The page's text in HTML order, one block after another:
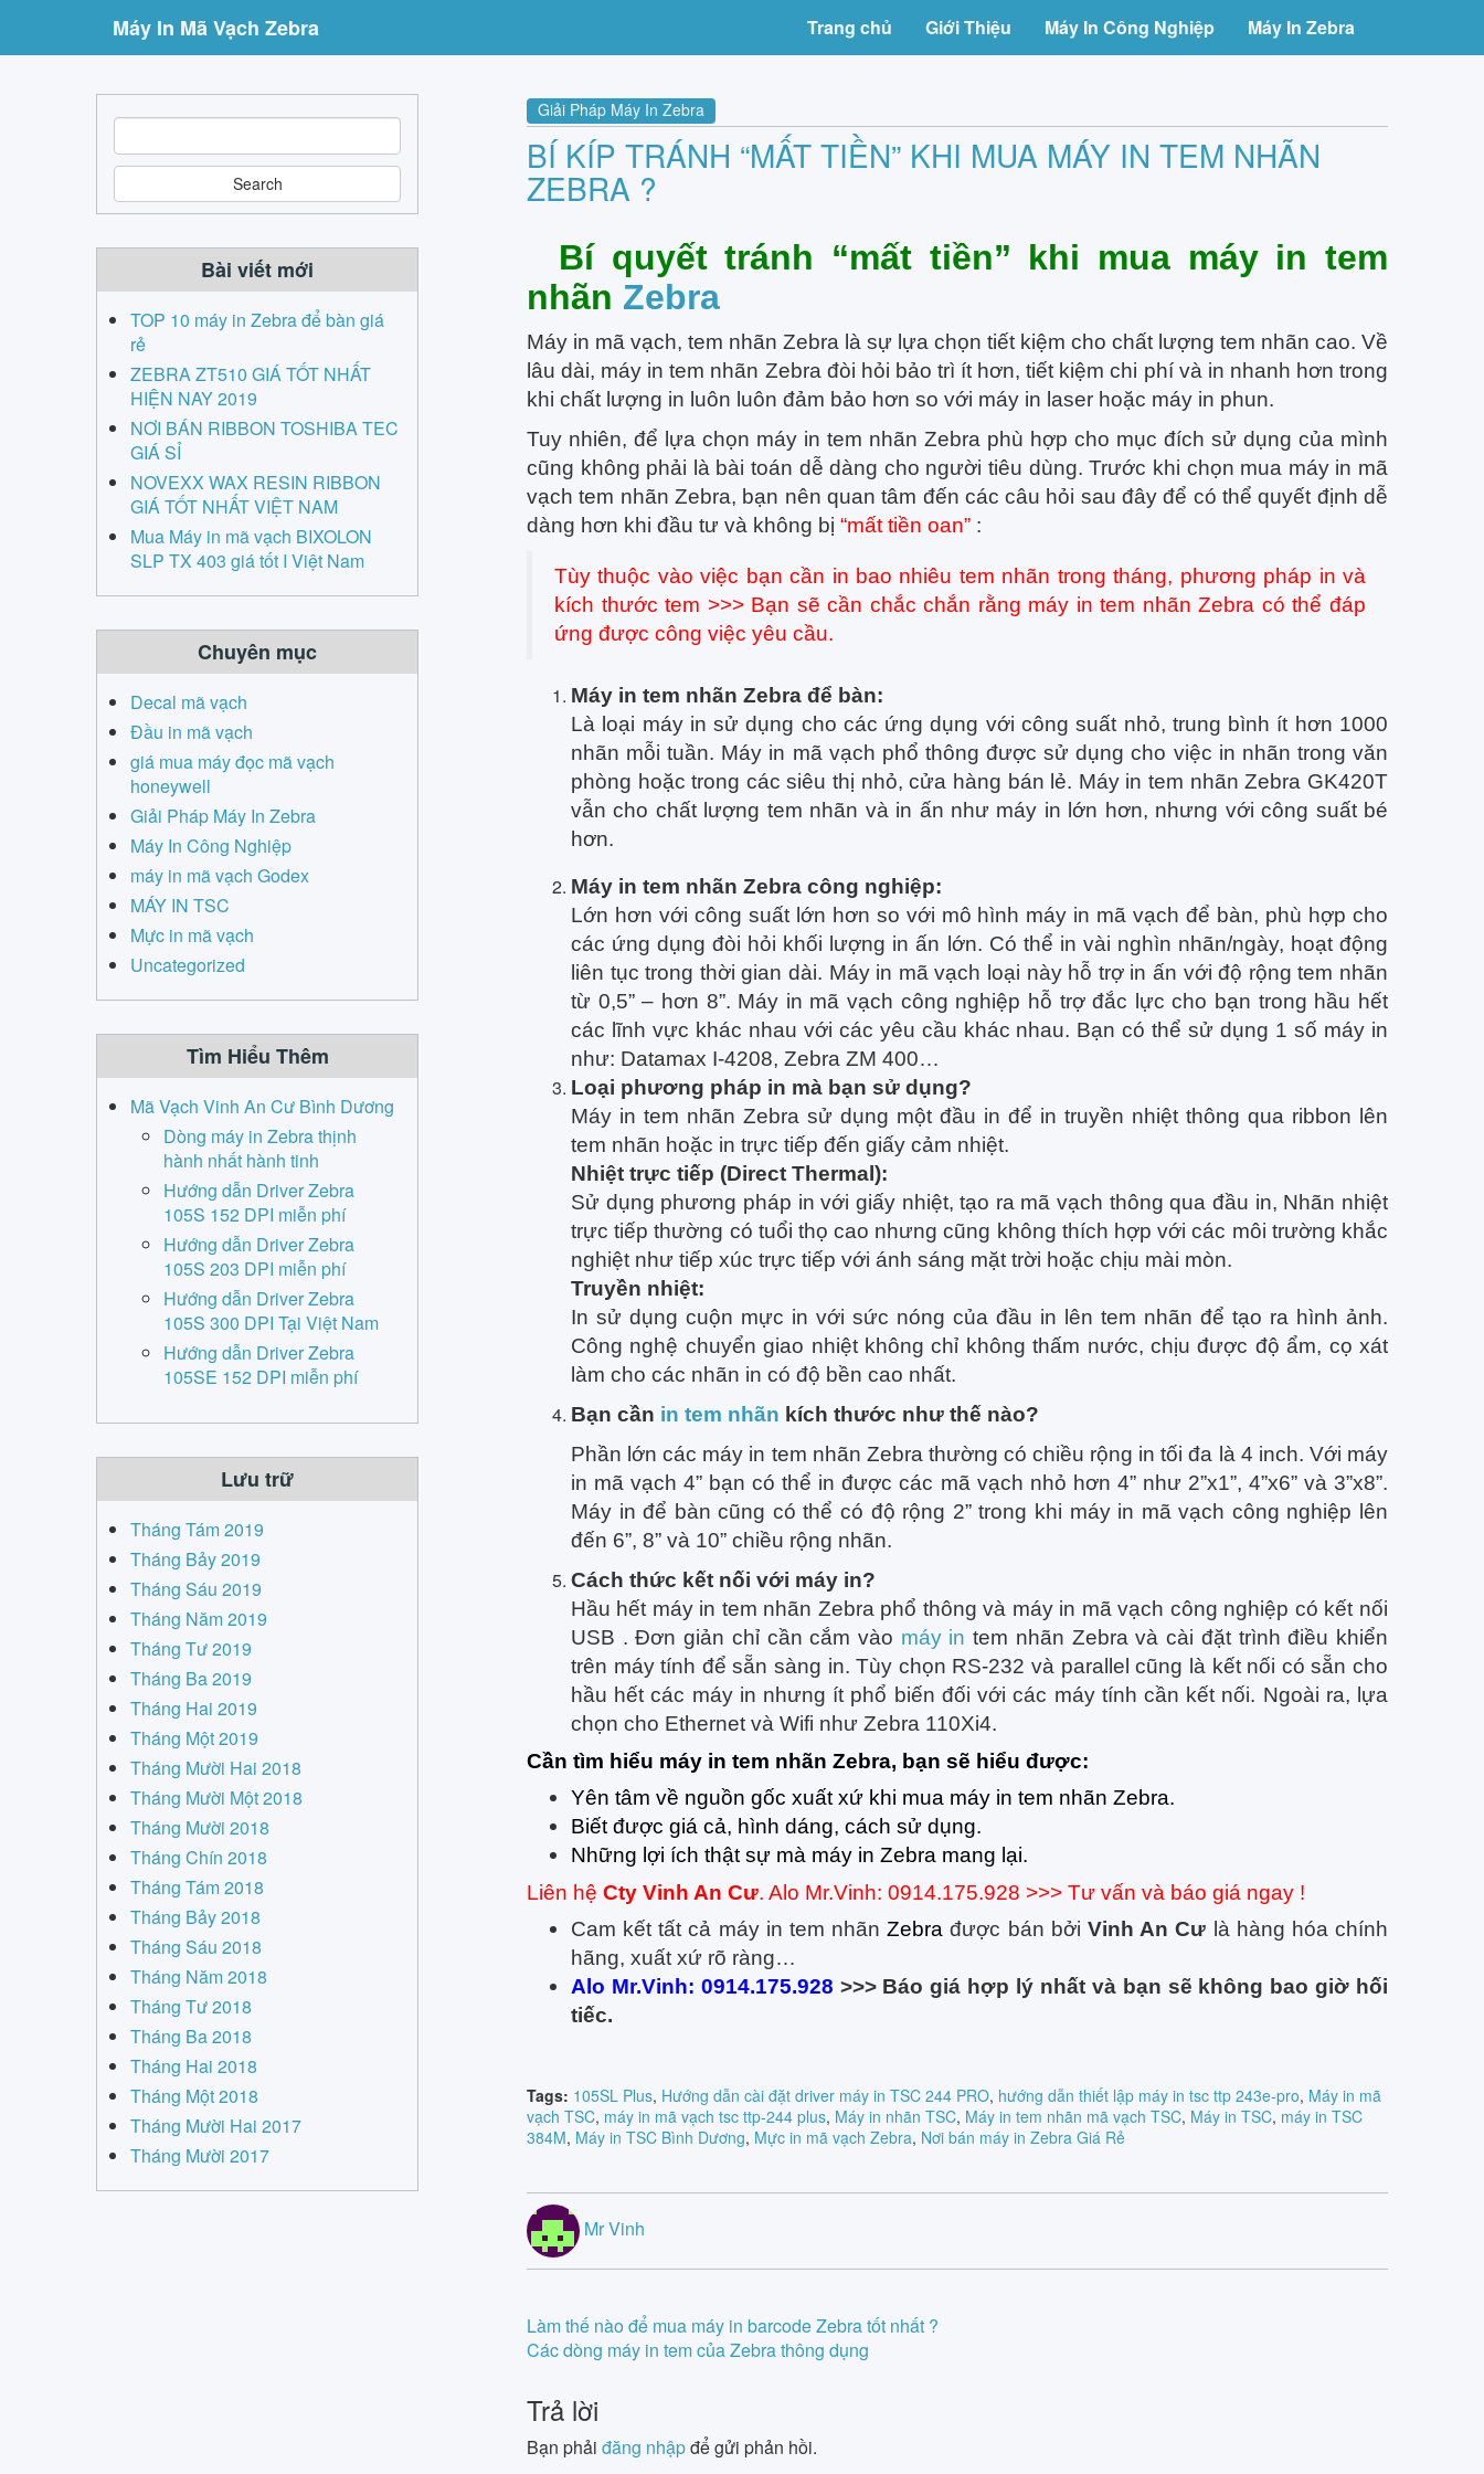
Máy In Mã Vạch Zebra Trang chủ Giới Thiệu Máy In Công Nghiệp Máy In Zebra
Giải Pháp Máy In Zebra
BÍ KÍP TRÁNH “MẤT TIỀN” KHI MUA MÁY IN TEM NHÃN
ZEBRA ?
Bí quyết tránh “mất tiền” khi mua máy in tem
nhãn Zebra
Máy in mã vạch, tem nhãn Zebra là sự lựa chọn tiết kiệm cho chất lượng tem nhãn cao. Về
lâu dài, máy in tem nhãn Zebra đòi hỏi bảo trì ít hơn, tiết kiệm chi phí và in nhanh hơn trong
khi chất lượng in luôn luôn đảm bảo hơn so với máy in laser hoặc máy in phun.
Tuy nhiên, để lựa chọn máy in tem nhãn Zebra phù hợp cho mục đích sử dụng của mình
cũng không phải là bài toán dễ dàng cho người tiêu dùng. Trước khi chọn mua máy in mã
vạch tem nhãn Zebra, bạn nên quan tâm đến các câu hỏi sau đây để có thể quyết định dễ
dàng hơn khi đầu tư và không bị “mất tiền oan”:
Tùy thuộc vào việc bạn cần in bao nhiêu tem nhãn trong tháng, phương pháp in và
kích thước tem >>> Bạn sẽ cần chắc chắn rằng máy in tem nhãn Zebra có thể đáp
ứng được công việc yêu cầu.
Máy in tem nhãn Zebra để bàn:
Là loại máy in sử dụng cho các ứng dụng với công suất nhỏ, trung bình ít hơn 1000
nhãn mỗi tuần. Máy in mã vạch phổ thông được sử dụng cho việc in nhãn trong văn
phòng hoặc trong các siêu thị nhỏ, cửa hàng bán lẻ. Máy in tem nhãn Zebra GK420T
vẫn cho chất lượng tem nhãn và in ấn như máy in lớn hơn, nhưng với công suất bé
hơn.
Máy in tem nhãn Zebra công nghiệp:
Lớn hơn với công suất lớn hơn so với mô hình máy in mã vạch để bàn, phù hợp cho
các ứng dụng đòi hỏi khối lượng in ấn lớn. Có thể in vài nghìn nhãn/ngày, hoạt động
liên tục trong thời gian dài. Máy in mã vạch loại này hỗ trợ in ấn với độ rộng tem nhãn
từ 0,5” – hơn 8”. Máy in mã vạch công nghiệp hỗ trợ đắc lực cho bạn trong hầu hết
các lĩnh vực khác nhau với các yêu cầu khác nhau. Bạn có thể sử dụng 1 số máy in
như: Datamax I-4208, Zebra ZM 400…
Loại phương pháp in mà bạn sử dụng?
Máy in tem nhãn Zebra sử dụng một đầu in để in truyền nhiệt thông qua ribbon lên
tem nhãn hoặc in trực tiếp đến giấy cảm nhiệt.
Nhiệt trực tiếp (Direct Thermal):
Sử dụng phương pháp in với giấy nhiệt, tạo ra mã vạch thông qua đầu in, Nhãn nhiệt
trực tiếp thường có tuổi thọ cao nhưng cũng không thích hợp với các môi trường khắc
nghiệt như tiếp xúc trực tiếp với ánh sáng mặt trời hoặc chịu mài mòn.
Truyền nhiệt:
In sử dụng cuộn mực in với sức nóng của đầu in lên tem nhãn để tạo ra hình ảnh.
Công nghệ chuyển giao nhiệt không chỉ không thấm nước, chịu được độ ẩm, cọ xát
làm cho các nhãn in có độ bền cao nhất.
Bạn cần in tem nhãn kích thước như thế nào?
Phần lớn các máy in tem nhãn Zebra thường có chiều rộng in tối đa là 4 inch. Với máy
in mã vạch 4” bạn có thể in được các mã vạch nhỏ hơn 4” như 2”x1”, 4”x6” và 3”x8”.
Máy in để bàn cũng có thể có độ rộng 2” trong khi máy in mã vạch công nghiệp lên
đến 6”, 8” và 10” chiều rộng nhãn.
Cách thức kết nối với máy in?
Hầu hết máy in tem nhãn Zebra phổ thông và máy in mã vạch công nghiệp có kết nối
USB . Đơn giản chỉ cần cắm vào máy in tem nhãn Zebra và cài đặt trình điều khiển
trên máy tính để sẵn sàng in. Tùy chọn RS-232 và parallel cũng là kết nối có sẵn cho
hầu hết các máy in nhưng ít phổ biến đối với các máy tính cần kết nối. Ngoài ra, lựa
chọn cho Ethernet và Wifi như Zebra 110Xi4.
Cần tìm hiểu máy in tem nhãn Zebra, bạn sẽ hiểu được:
Yên tâm về nguồn gốc xuất xứ khi mua máy in tem nhãn Zebra.
Biết được giá cả, hình dáng, cách sử dụng.
Những lợi ích thật sự mà máy in Zebra mang lại.
Liên hệ Cty Vinh An Cư. Alo Mr.Vinh: 0914.175.928 >>> Tư vấn và báo giá ngay !
Cam kết tất cả máy in tem nhãnZebra được bán bởi Vinh An Cư là hàng hóa chính
hãng, xuất xứ rõ ràng…
Alo Mr.Vinh: 0914.175.928 >>> Báo giá hợp lý nhất và bạn sẽ không bao giờ hối
tiếc.
Tags: 105SL Plus, Hướng dẫn cài đặt driver máy in TSC 244 PRO, hướng dẫn thiết lập máy in tsc ttp 243e-pro, Máy in mã
vạch TSC, máy in mã vạch tsc ttp-244 plus, Máy in nhãn TSC, Máy in tem nhãn mã vạch TSC, Máy in TSC, máy in TSC
384M, Máy in TSC Bình Dương, Mực in mã vạch Zebra, Nơi bán máy in Zebra Giá Rẻ
Mr Vinh
Post
navigation
Làm thế nào để mua máy in barcode Zebra tốt nhất ?
Các dòng máy in tem của Zebra thông dụng
Trả lời
Bạn phải đăng nhậpđể gửi phản hồi.
S
e
a
r
h
Bài viết mới
TOP 10 máy in Zebra để bàn giá
rẻ
ZEBRA ZT510 GIÁ TỐT NHẤT
HIỆN NAY 2019
NƠI BÁN RIBBON TOSHIBA TEC
GIÁ SỈ
NOVEXX WAX RESIN RIBBON
GIÁ TỐT NHẤT VIỆT NAM
Mua Máy in mã vạch BIXOLON
SLP TX 403 giá tốt I Việt Nam
Chuyên mục
Decal mã vạch
Đầu in mã vạch
giá mua máy đọc mã vạch
honeywell
Giải Pháp Máy In Zebra
Máy In Công Nghiệp
máy in mã vạch Godex
MÁY IN TSC
Mực in mã vạch
Uncategorized
Tìm Hiểu Thêm
Mã Vạch Vinh An Cư Bình Dương
Dòng máy in Zebra thịnh
hành nhất hành tinh
Hướng dẫn Driver Zebra
105S 152 DPI miễn phí
Hướng dẫn Driver Zebra
105S 203 DPI miễn phí
Hướng dẫn Driver Zebra
105S 300 DPI Tại Việt Nam
Hướng dẫn Driver Zebra
105SE 152 DPI miễn phí
Lưu trữ
Tháng Tám 2019
Tháng Bảy 2019
Tháng Sáu 2019
Tháng Năm 2019
Tháng Tư 2019
Tháng Ba 2019
Tháng Hai 2019
Tháng Một 2019
Tháng Mười Hai 2018
Tháng Mười Một 2018
Tháng Mười 2018
Tháng Chín 2018
Tháng Tám 2018
Tháng Bảy 2018
Tháng Sáu 2018
Tháng Năm 2018
Tháng Tư 2018
Tháng Ba 2018
Tháng Hai 2018
Tháng Một 2018
Tháng Mười Hai 2017
Tháng Mười 2017